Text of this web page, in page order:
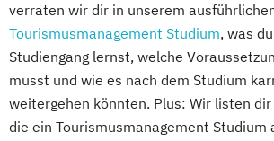
verraten wir dir in unserem
Tourismusmanagement Studium, was
Studiengang lernst, welche
musst und wie es nach dem Studium
weitergehen könnten. Plus: Wir listen
die ein Tourismusmanagement Studium